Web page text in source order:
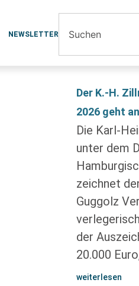
NEWSLETTER
Der K.-H.
2026 geht
Die Karl-
unter dem
zeichnet
Guggolz
der
20.000
weiterlesen